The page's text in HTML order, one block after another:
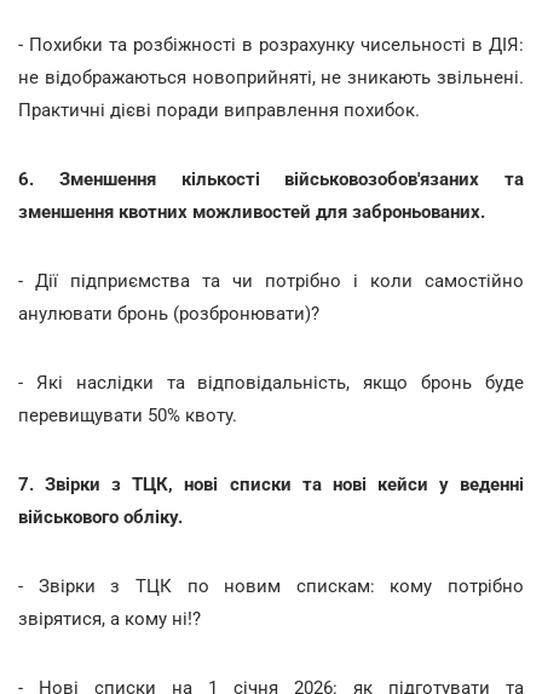
- Похибки та розбіжності в розрахунку чисельності в ДІЯ:
не відображаються новоприйняті, не зникають звільнені.
Практичні дієві поради виправлення похибок.
6. Зменшення кількості військовозобов'язаних та
зменшення квотних можливостей для заброньованих.
- Дії підприємства та чи потрібно і коли самостійно
анулювати бронь (розбронювати)?
- Які наслідки та відповідальність, якщо бронь буде
перевищувати 50% квоту.
7. Звірки з ТЦК, нові списки та нові кейси у веденні
військового обліку.
- Звірки з ТЦК по новим спискам: кому потрібно
звірятися, а кому ні!?
- Нові списки на 1 січня 2026: як підготувати та